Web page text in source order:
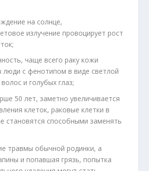
на солнце,
излучение провоцирует рост
чаще всего раку кожи
люди с фенотипом в виде светлой
и голубых глаз;
50 лет, заметно увеличивается
клеток, раковые клетки в
становятся способными заменять
травмы обычной родинки, а
и попавшая грязь, попытка